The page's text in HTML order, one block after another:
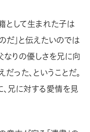
として生まれた子は
だ」と伝えたいのでは
なりの優しさを兄に向
った、ということだ。
兄に対する愛情を見